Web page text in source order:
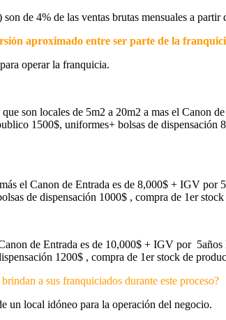
de 4% de las ventas brutas mensuales a partir
aproximado entre ser parte de la
operar la franquicia.
son locales de 5m2 a 20m2 a mas el Canon
1500$, uniformes+ bolsas de
el Canon de Entrada es de 8,000$ + IGV
de dispensación 1000$ , compra de 1er
de Entrada es de 10,000$ + IGV por
1200$ , compra de 1er stock de
a sus franquiciados durante este proceso?
un local idóneo para la operación del negocio.